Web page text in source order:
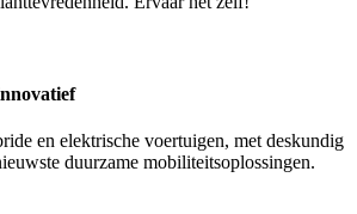
en elektrische voertuigen, met deskundig
duurzame mobiliteitsoplossingen.